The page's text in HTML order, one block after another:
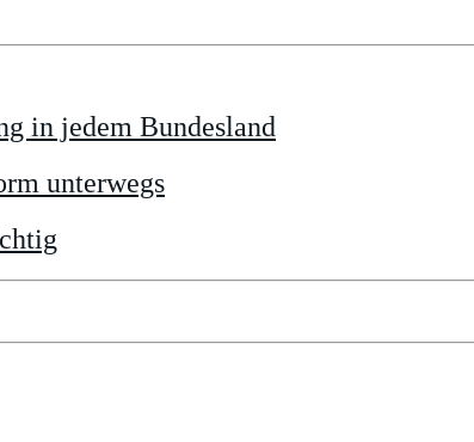
in jedem Bundesland
unterwegs